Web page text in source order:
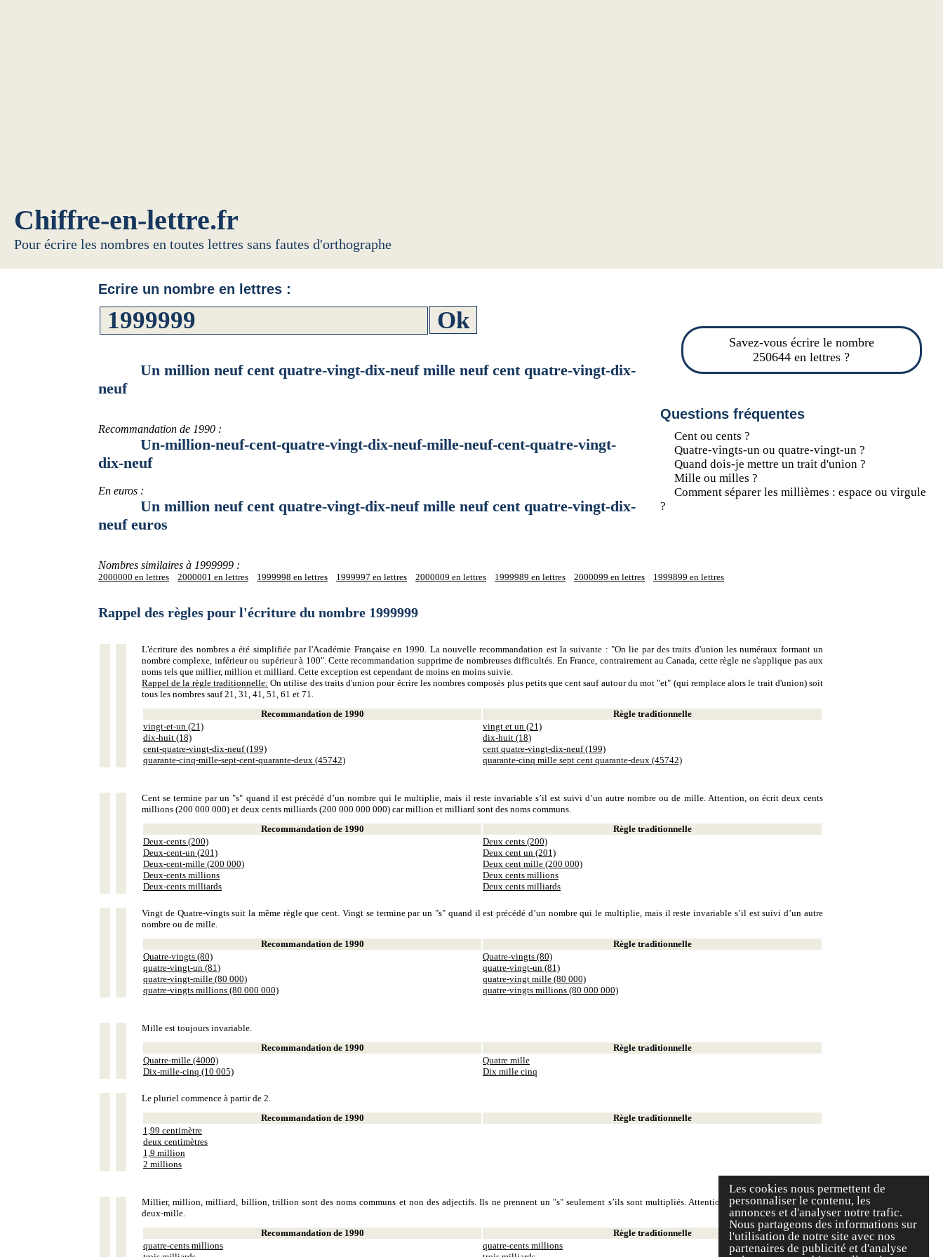
Les cookies nous permettent de
personnaliser le contenu, les
annonces et d'analyser notre trafic.
Nous partageons des informations sur
l'utilisation de notre site avec nos
partenaires de publicité et d'analyse
Chiffre-en-lettre.fr
Pour écrire les nombres en toutes lettres sans fautes d'orthographe
Savez-vous écrire le nombre
250644 en lettres ?
Questions fréquentes
Cent ou cents ?
Quatre-vingts-un ou quatre-vingt-un ?
Quand dois-je mettre un trait d'union ?
Mille ou milles ?
Comment séparer les millièmes : espace ou virgule
?
Ecrire un nombre en lettres :
Un million neuf cent quatre-vingt-dix-neuf mille neuf cent quatre-vingt-dix-
neuf
Recommandation de 1990 :
Un-million-neuf-cent-quatre-vingt-dix-neuf-mille-neuf-cent-quatre-vingt-
dix-neuf
En euros :
Un million neuf cent quatre-vingt-dix-neuf mille neuf cent quatre-vingt-dix-
neuf euros
Nombres similaires à 1999999 :
2000000 en lettres 2000001 en lettres 1999998 en lettres 1999997 en lettres 2000009 en lettres 1999989 en lettres 2000099 en lettres 1999899 en lettres
Rappel des règles pour l'écriture du nombre 1999999
L'écriture des nombres a été simplifiée par l'Académie Française en 1990. La nouvelle recommandation est la suivante : "On lie par des traits d'union les numéraux formant un
nombre complexe, inférieur ou supérieur à 100". Cette recommandation supprime de nombreuses difficultés. En France, contrairement au Canada, cette règle ne s'applique pas aux
noms tels que millier, million et milliard. Cette exception est cependant de moins en moins suivie.
Rappel de la règle traditionnelle: On utilise des traits d'union pour écrire les nombres composés plus petits que cent sauf autour du mot "et" (qui remplace alors le trait d'union) soit
tous les nombres sauf 21, 31, 41, 51, 61 et 71.
Recommandation de 1990
Règle traditionnelle
vingt-et-un (21)
dix-huit (18)
cent-quatre-vingt-dix-neuf (199)
quarante-cinq-mille-sept-cent-quarante-deux (45742)
vingt et un (21)
dix-huit (18)
cent quatre-vingt-dix-neuf (199)
quarante-cinq mille sept cent quarante-deux (45742)
Cent se termine par un "s" quand il est précédé d’un nombre qui le multiplie, mais il reste invariable s’il est suivi d’un autre nombre ou de mille. Attention, on écrit deux cents
millions (200 000 000) et deux cents milliards (200 000 000 000) car million et milliard sont des noms communs.
Recommandation de 1990
Règle traditionnelle
Deux-cents (200)
Deux-cent-un (201)
Deux-cent-mille (200 000)
Deux-cents millions
Deux-cents milliards
Deux cents (200)
Deux cent un (201)
Deux cent mille (200 000)
Deux cents millions
Deux cents milliards
Vingt de Quatre-vingts suit la même règle que cent. Vingt se termine par un "s" quand il est précédé d’un nombre qui le multiplie, mais il reste invariable s’il est suivi d’un autre
nombre ou de mille.
Recommandation de 1990
Règle traditionnelle
Quatre-vingts (80)
quatre-vingt-un (81)
quatre-vingt-mille (80 000)
quatre-vingts millions (80 000 000)
Quatre-vingts (80)
quatre-vingt-un (81)
quatre-vingt mille (80 000)
quatre-vingts millions (80 000 000)
Mille est toujours invariable.
Recommandation de 1990
Règle traditionnelle
Quatre-mille (4000)
Dix-mille-cinq (10 005)
Quatre mille
Dix mille cinq
Le pluriel commence à partir de 2.
Recommandation de 1990
Règle traditionnelle
1,99 centimètre
deux centimètres
1,9 million
2 millions
Millier, million, milliard, billion, trillion sont des noms communs et non des adjectifs. Ils ne prennent un "s" seulement s’ils sont multipliés. Attention, on écrit deux milliers et
deux-mille.
Recommandation de 1990
Règle traditionnelle
quatre-cents millions
quatre-cents millions